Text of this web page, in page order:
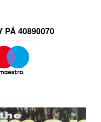
PÅ 40890070